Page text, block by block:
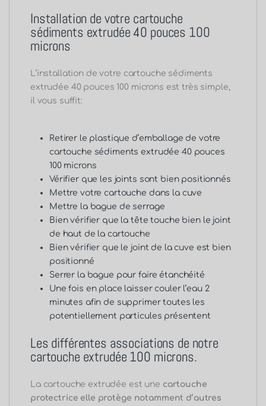
Installation de votre cartouche
sédiments extrudée 40 pouces 100
microns
L’installation de votre cartouche sédiments
extrudée 40 pouces 100 microns est très simple,
il vous suffit:
Retirer le plastique d’emballage de votre
cartouche sédiments extrudée 40 pouces
100 microns
Vérifier que les joints sont bien positionnés
Mettre votre cartouche dans la cuve
Mettre la bague de serrage
Bien vérifier que la tête touche bien le joint
de haut de la cartouche
Bien vérifier que le joint de la cuve est bien
positionné
Serrer la bague pour faire étanchéité
Une fois en place laisser couler l’eau 2
minutes afin de supprimer toutes les
potentiellement particules présentent
Les différentes associations de notre
cartouche extrudée 100 microns.
La cartouche extrudée est une cartouche
protectrice elle protège notamment d’autres